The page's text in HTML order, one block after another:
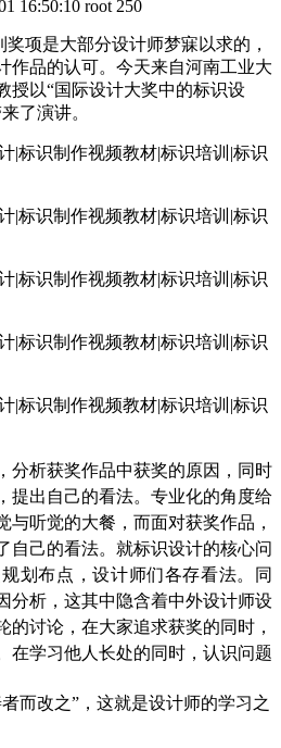
16:50:10 root 250
项是大部分设计师梦寐以求的，
作品的认可。今天来自河南工业大
授以“国际设计大奖中的标识设
了演讲。
分析获奖作品中获奖的原因，同时
提出自己的看法。专业化的角度给
与听觉的大餐，而面对获奖作品，
自己的看法。就标识设计的核心问
划布点，设计师们各存看法。同
分析，这其中隐含着中外设计师设
的讨论，在大家追求获奖的同时，
在学习他人长处的同时，认识问题
而改之”，这就是设计师的学习之